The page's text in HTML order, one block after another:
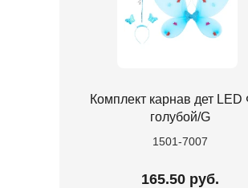
Комплект карнав дет LED
голубой/G
1501-7007
165.50 руб.